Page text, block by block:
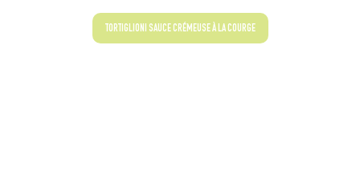
TORTIGLIONI SAUCE CRÉMEUSE À LA COURGE